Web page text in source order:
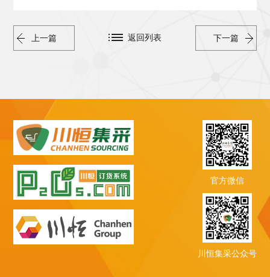
上一篇 下一篇
返回列表
官方微信
川恒集采公众号